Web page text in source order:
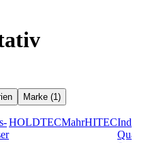
Marke (1)
HOLDTECMahrHITEC